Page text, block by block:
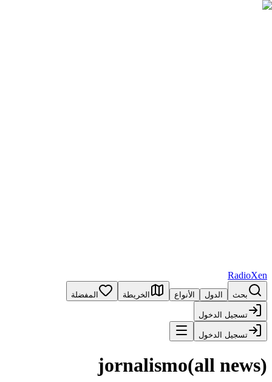
RadioXen
بحث الدول الأنواع الخريطة المفضلة
تسجيل الدخول
تسجيل الدخول
jornalismo(all news)